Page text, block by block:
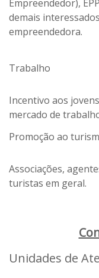
Empreendedor),
demais
empreendedora.
Trabalho
Incentivo aos
mercado de
Promoção ao
Associações,
turistas em geral.
Unidades de